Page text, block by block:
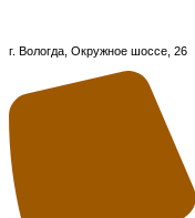
г. Вологда, Окружное шоссе, 26